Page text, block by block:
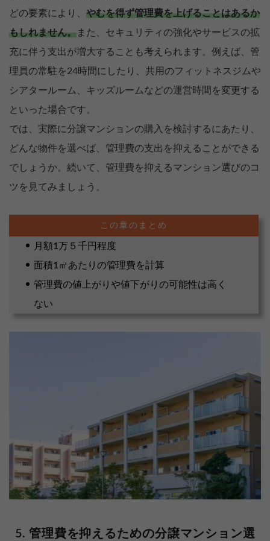
どの要素により、 やむを得ず管理費を上げることはあるか
もしれません。また、セキュリティの強化やサービスの拡
充に伴う支出が増大することも考えられます。例えば、管
理員の常駐を24時間にしたり、共用のフィットネスジムや
シアタールーム、キッズルームなどの運営時間を変更する
といった場合です。
では、実際に分譲マンションの購入を検討するにあたり、
どんな物件を選べば、管理費の支出を抑えることができる
でしょうか。続いて、管理費を抑えるマンション選びのコ
ツを見てみましょう。
月額1万５千円程度
面積1㎡あたりの管理費を計算
管理費の値上がりや値下がりの可能性は高く
ない
管理費を抑えるための分譲マンション選